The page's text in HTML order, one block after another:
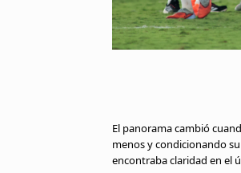
El panorama cambió
menos y condicionando
encontraba claridad en el